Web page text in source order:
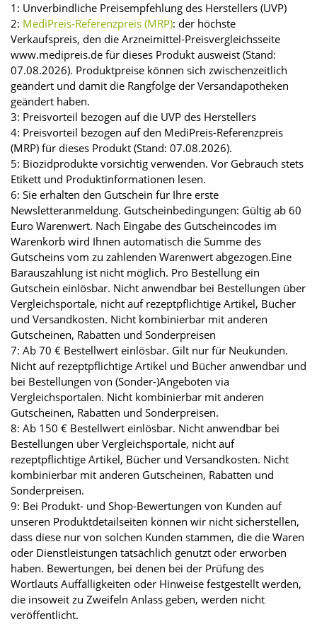
1: Unverbindliche Preisempfehlung des Herstellers (UVP)
2: MediPreis-Referenzpreis (MRP): der höchste
Verkaufspreis, den die Arzneimittel-Preisvergleichsseite
www.medipreis.de für dieses Produkt ausweist (Stand:
07.08.2026). Produktpreise können sich zwischenzeitlich
geändert und damit die Rangfolge der Versandapotheken
geändert haben.
3: Preisvorteil bezogen auf die UVP des Herstellers
4: Preisvorteil bezogen auf den MediPreis-Referenzpreis
(MRP) für dieses Produkt (Stand: 07.08.2026).
5: Biozidprodukte vorsichtig verwenden. Vor Gebrauch stets
Etikett und Produktinformationen lesen.
6: Sie erhalten den Gutschein für Ihre erste
Newsletteranmeldung. Gutscheinbedingungen: Gültig ab 60
Euro Warenwert. Nach Eingabe des Gutscheincodes im
Warenkorb wird Ihnen automatisch die Summe des
Gutscheins vom zu zahlenden Warenwert abgezogen.Eine
Barauszahlung ist nicht möglich. Pro Bestellung ein
Gutschein einlösbar. Nicht anwendbar bei Bestellungen über
Vergleichsportale, nicht auf rezeptpflichtige Artikel, Bücher
und Versandkosten. Nicht kombinierbar mit anderen
Gutscheinen, Rabatten und Sonderpreisen
7: Ab 70 € Bestellwert einlösbar. Gilt nur für Neukunden.
Nicht auf rezeptpflichtige Artikel und Bücher anwendbar und
bei Bestellungen von (Sonder-)Angeboten via
Vergleichsportalen. Nicht kombinierbar mit anderen
Gutscheinen, Rabatten und Sonderpreisen.
8: Ab 150 € Bestellwert einlösbar. Nicht anwendbar bei
Bestellungen über Vergleichsportale, nicht auf
rezeptpflichtige Artikel, Bücher und Versandkosten. Nicht
kombinierbar mit anderen Gutscheinen, Rabatten und
Sonderpreisen.
9: Bei Produkt- und Shop-Bewertungen von Kunden auf
unseren Produktdetailseiten können wir nicht sicherstellen,
dass diese nur von solchen Kunden stammen, die die Waren
oder Dienstleistungen tatsächlich genutzt oder erworben
haben. Bewertungen, bei denen bei der Prüfung des
Wortlauts Auffälligkeiten oder Hinweise festgestellt werden,
die insoweit zu Zweifeln Anlass geben, werden nicht
veröffentlicht.